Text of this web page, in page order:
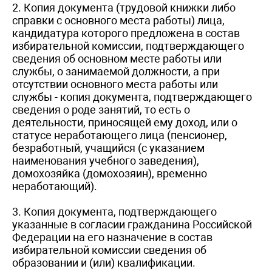
2. Копия документа (трудовой книжки либо
справки с основного места работы) лица,
кандидатура которого предложена в состав
избирательной комиссии, подтверждающего
сведения об основном месте работы или
службы, о занимаемой должности, а при
отсутствии основного места работы или
службы - копия документа, подтверждающего
сведения о роде занятий, то есть о
деятельности, приносящей ему доход, или о
статусе неработающего лица (пенсионер,
безработный, учащийся (с указанием
наименования учебного заведения),
домохозяйка (домохозяин), временно
неработающий).
3. Копия документа, подтверждающего
указанные в согласии гражданина Российской
Федерации на его назначение в состав
избирательной комиссии сведения об
образовании и (или) квалификации.